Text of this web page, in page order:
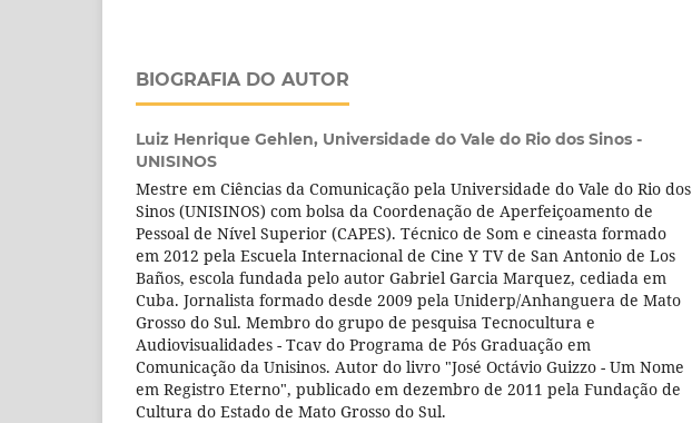
BIOGRAFIA DO AUTOR
Luiz Henrique Gehlen, Universidade do Vale do Rio dos Sinos -
UNISINOS
Mestre em Ciências da Comunicação pela Universidade do Vale do Rio dos
Sinos (UNISINOS) com bolsa da Coordenação de Aperfeiçoamento de
Pessoal de Ní­vel Superior (CAPES). Técnico de Som e cineasta formado
em 2012 pela Escuela Internacional de Cine Y TV de San Antonio de Los
Baños, escola fundada pelo autor Gabriel Garcia Marquez, cediada em
Cuba. Jornalista formado desde 2009 pela Uniderp/Anhanguera de Mato
Grosso do Sul. Membro do grupo de pesquisa Tecnocultura e
Audiovisualidades - Tcav do Programa de Pós Graduação em
Comunicação da Unisinos. Autor do livro "José Octávio Guizzo - Um Nome
em Registro Eterno", publicado em dezembro de 2011 pela Fundação de
Cultura do Estado de Mato Grosso do Sul.